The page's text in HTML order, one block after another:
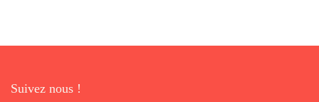
Suivez nous !